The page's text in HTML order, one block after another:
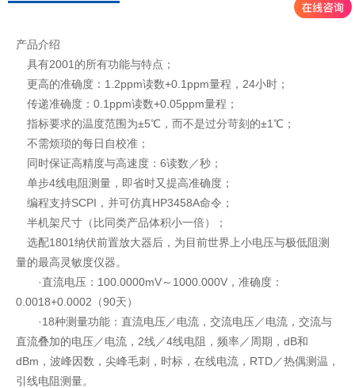
产品介绍
具有2001的所有功能与特点；
更高的准确度：1.2ppm读数+0.1ppm量程，24小时；
传递准确度：0.1ppm读数+0.05ppm量程；
指标要求的温度范围为±5℃，而不是过分苛刻的±1℃；
不需烦琐的每日自校准；
同时保证高精度与高速度：6读数／秒；
单步4线电阻测量，即省时又提高准确度；
编程支持SCPI，并可仿真HP3458A命令；
半机架尺寸（比同类产品体积小一倍）；
选配1801纳伏前置放大器后，为目前世界上小电压与极低阻测
量的最高灵敏度仪器。
·直流电压：100.0000mV～1000.000V，准确度：
0.0018+0.0002（90天）
·18种测量功能：直流电压／电流，交流电压／电流，交流与
直流叠加的电压／电流，2线／4线电阻，频率／周期，dB和
dBm，波峰因数，尖峰毛刺，时标，在线电流，RTD／热偶测温，
引线电阻测量。